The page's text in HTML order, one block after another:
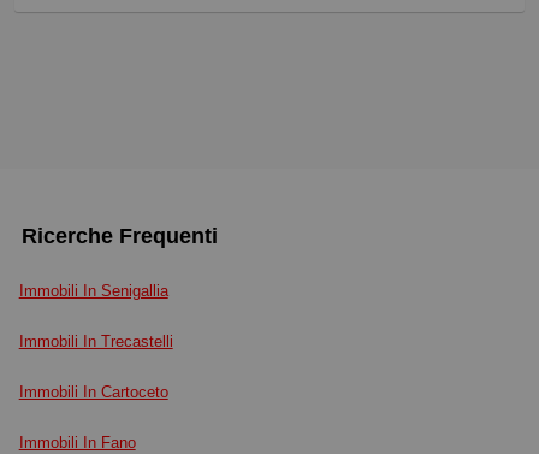
Ricerche Frequenti
Immobili In Senigallia
Immobili In Trecastelli
Immobili In Cartoceto
Immobili In Fano